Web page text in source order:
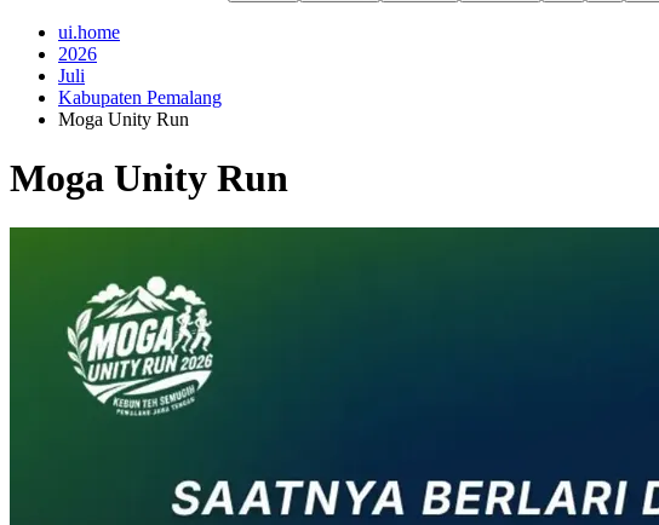
ui.home
2026
Juli
Kabupaten Pemalang
Moga Unity Run
Moga Unity Run